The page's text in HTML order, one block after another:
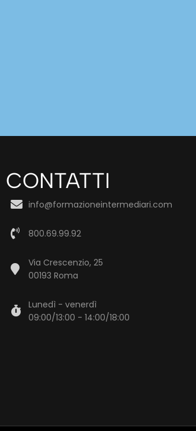
CONTATTI
info@formazioneintermediari.com
800.69.99.92
Via Crescenzio, 25
00193 Roma
Lunedì - venerdì
09:00/13:00 - 14:00/18:00